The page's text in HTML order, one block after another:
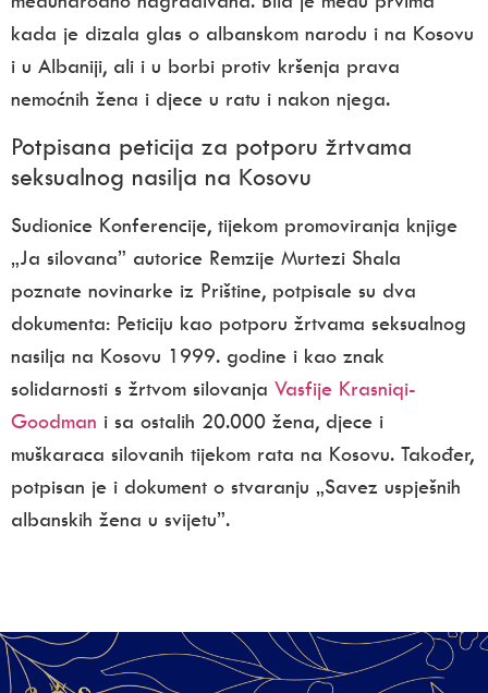
kada je dizala glas o albanskom narodu i na Kosovu
i u Albaniji, ali i u borbi protiv kršenja prava
nemoćnih žena i djece u ratu i nakon njega.
Potpisana peticija za potporu žrtvama
seksualnog nasilja na Kosovu
Sudionice Konferencije, tijekom promoviranja knjige
„Ja silovana” autorice Remzije Murtezi Shala
poznate novinarke iz Prištine, potpisale su dva
dokumenta: Peticiju kao potporu žrtvama seksualnog
nasilja na Kosovu 1999. godine i kao znak
solidarnosti s žrtvom silovanja Vasfije Krasniqi-
Goodman i sa ostalih 20.000 žena, djece i
muškaraca silo­vanih tijekom rata na Kosovu. Također,
potpisan je i dokument o stvaranju „Savez uspješnih
albanskih žena u svijetu”.